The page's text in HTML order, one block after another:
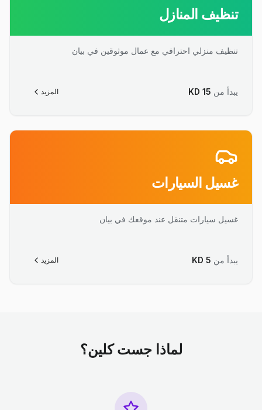
تنظيف المنازل
تنظيف منزلي احترافي مع عمال موثوقين في بيان
يبدأ من KD 15 المزيد
غسيل السيارات
غسيل سيارات متنقل عند موقعك في بيان
يبدأ من KD 5 المزيد
لماذا جست كلين؟